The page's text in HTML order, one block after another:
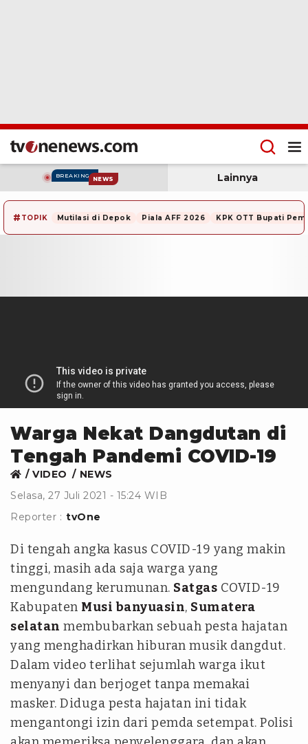
BREAKING NEWS Lainnya
# TOPIK Mutilasi di Depok Piala AFF 2026 KPK OTT Bupati
Warga Nekat Dangdutan di
Tengah Pandemi COVID-19
VIDEO
NEWS
Selasa, 27 Juli 2021 - 15:24 WIB
Reporter : tvOne
Di tengah angka kasus COVID-19 yang makin
tinggi, masih ada saja warga yang
mengundang kerumunan. Satgas COVID-19
Kabupaten Musi banyuasin, Sumatera
selatan membubarkan sebuah pesta hajatan
yang menghadirkan hiburan musik dangdut.
Dalam video terlihat sejumlah warga ikut
menyanyi dan berjoget tanpa memakai
masker. Diduga pesta hajatan ini tidak
mengantongi izin dari pemda setempat. Polisi